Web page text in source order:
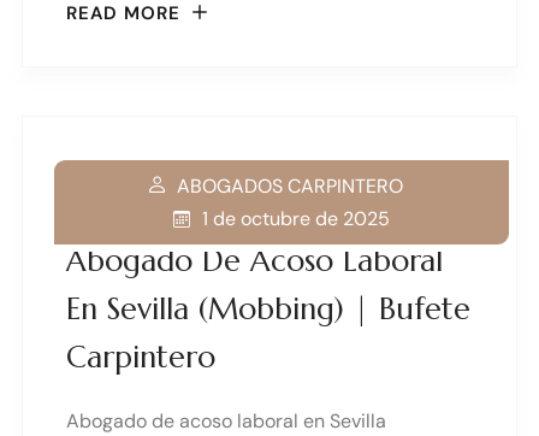
READ MORE
Abogado De Acoso Laboral
En Sevilla (Mobbing) | Bufete
Carpintero
ABOGADOS CARPINTERO
1 de octubre de 2025
Abogado de acoso laboral en Sevilla